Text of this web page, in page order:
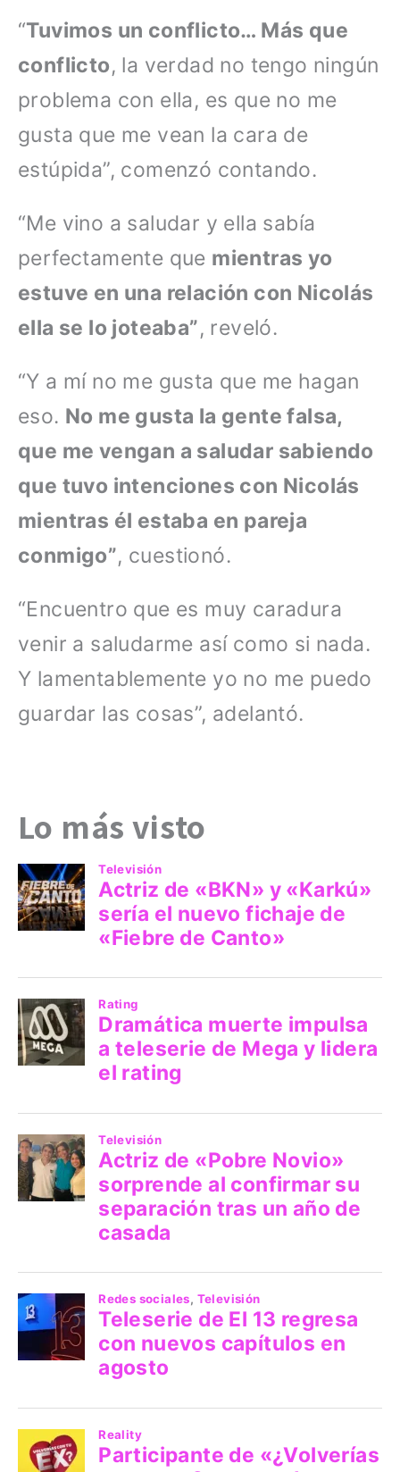
“Tuvimos un conflicto… Más que
conflicto, la verdad no tengo ningún
problema con ella, es que no me
gusta que me vean la cara de
estúpida”, comenzó contando.
“Me vino a saludar y ella sabía
perfectamente que mientras yo
estuve en una relación con Nicolás
ella se lo joteaba”, reveló.
“Y a mí no me gusta que me hagan
eso. No me gusta la gente falsa,
que me vengan a saludar sabiendo
que tuvo intenciones con Nicolás
mientras él estaba en pareja
conmigo”, cuestionó.
“Encuentro que es muy caradura
venir a saludarme así como si nada.
Y lamentablemente yo no me puedo
guardar las cosas”, adelantó.
Lo más visto